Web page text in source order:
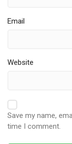
Email
Website
Save my name,
time I comment.